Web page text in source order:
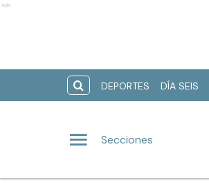
Ads
DEPORTES DÍA SEIS
Secciones